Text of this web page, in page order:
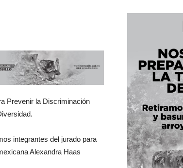
Prevenir la Discriminación
integrantes del jurado para
Alexandra Haas